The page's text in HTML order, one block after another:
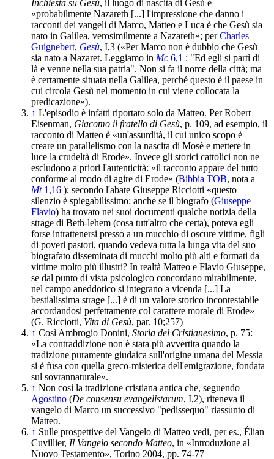
Inchiesta su Gesù, il luogo di nascita di Gesù è
«probabilmente Nazareth [...] l'impressione che danno i
racconti dei vangeli di Marco, Matteo e Luca è che Gesù sia
nato in Galilea, verosimilmente a Nazareth»; perCharles
Guignebert, Gesù, I,3 («Per Marco non è dubbio che Gesù
sia nato a Nazaret. Leggiamo in Mc 6,1 : "Ed egli si partì di
là e venne nella sua patria". Non si fa il nome della città; ma
è certamente situata nella Galilea, perché questo è il paese in
cui circola Gesù nel momento in cui viene collocata la
predicazione»).
↑ L'episodio è infatti riportato solo da Matteo. Per Robert
Eisenman, Giacomo il fratello di Gesù, p. 109, ad esempio, il
racconto di Matteo è «un'assurdità, il cui unico scopo è
creare un parallelismo con la nascita di Mosè e mettere in
luce la crudeltà di Erode». Invece gli storici cattolici non ne
escludono a priori l'autenticità: «il racconto appare del tutto
conforme al modo di agire di Erode» (Bibbia TOB, nota a
Mt 1,16 ); secondo l'abate Giuseppe Ricciotti «questo
silenzio è spiegabilissimo: anche se il biografo (Giuseppe
Flavio) ha trovato nei suoi documenti qualche notizia della
strage di Beth-lehem (cosa tut­t'altro che certa), poteva egli
forse intrattenersi presso a un mucchio di oscure vittime, figli
di poveri pastori, quando vedeva tutta la lunga vita del suo
biografato disseminata di mucchi molto più alti e formati da
vittime molto più illustri? In realtà Matteo e Flavio Giuseppe,
se dal punto di vista psicologico concordano mirabilmente,
nel campo aneddotico si integrano a vicenda [...] La
bestialissima strage [...] è di un valore sto­rico incontestabile
accordandosi perfettamente col carattere morale di Erode»
(G. Ricciotti, Vita di Gesù, par. 10;257)
↑ Così Ambrogio Donini, Storia del Cristianesimo, p. 75:
«La contraddizione non è stata più avvertita quando la
tradizione puramente giudaica sull'origine umana del Messia
si è fusa con quella greco-misterica dell'emigrazione, fondata
sul sovrannaturale».
↑ Non così la tradizione cristiana antica che, seguendo
Agostino (De consensu evangelistarum, I,2), riteneva il
vangelo di Marco un successivo "pedissequo" riassunto di
Matteo.
↑ Sulle prospettive del Vangelo di Matteo vedi, per es., Élian
Cuvillier, Il Vangelo secondo Matteo, in «Introduzione al
Nuovo Testamento», Torino 2004, pp. 74-77